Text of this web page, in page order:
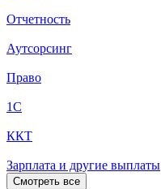
Отчетность
Аутсорсинг
Право
1С
ККТ
Зарплата и другие выплаты
Смотреть все